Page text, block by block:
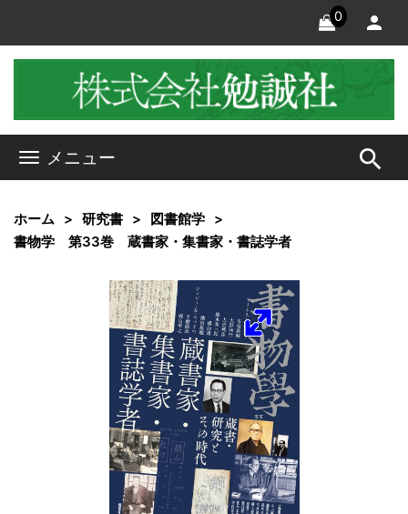
0
メニュー search
ホーム 研究書
図書館学
書物学 第33巻 蔵書家・集書家・書誌学者